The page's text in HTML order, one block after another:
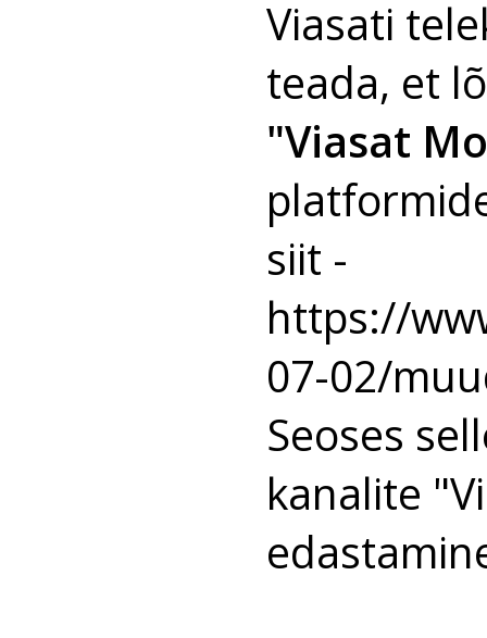
Viasati
teada, et
"Viasat
siit -
https://
07-02/
Seoses
kanalite